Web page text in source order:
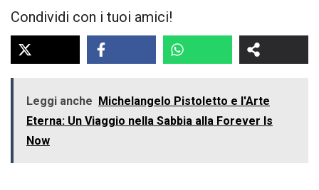
Condividi con i tuoi amici!
Leggi anche Michelangelo Pistoletto e l'Arte
Eterna: Un Viaggio nella Sabbia alla Forever Is
Now